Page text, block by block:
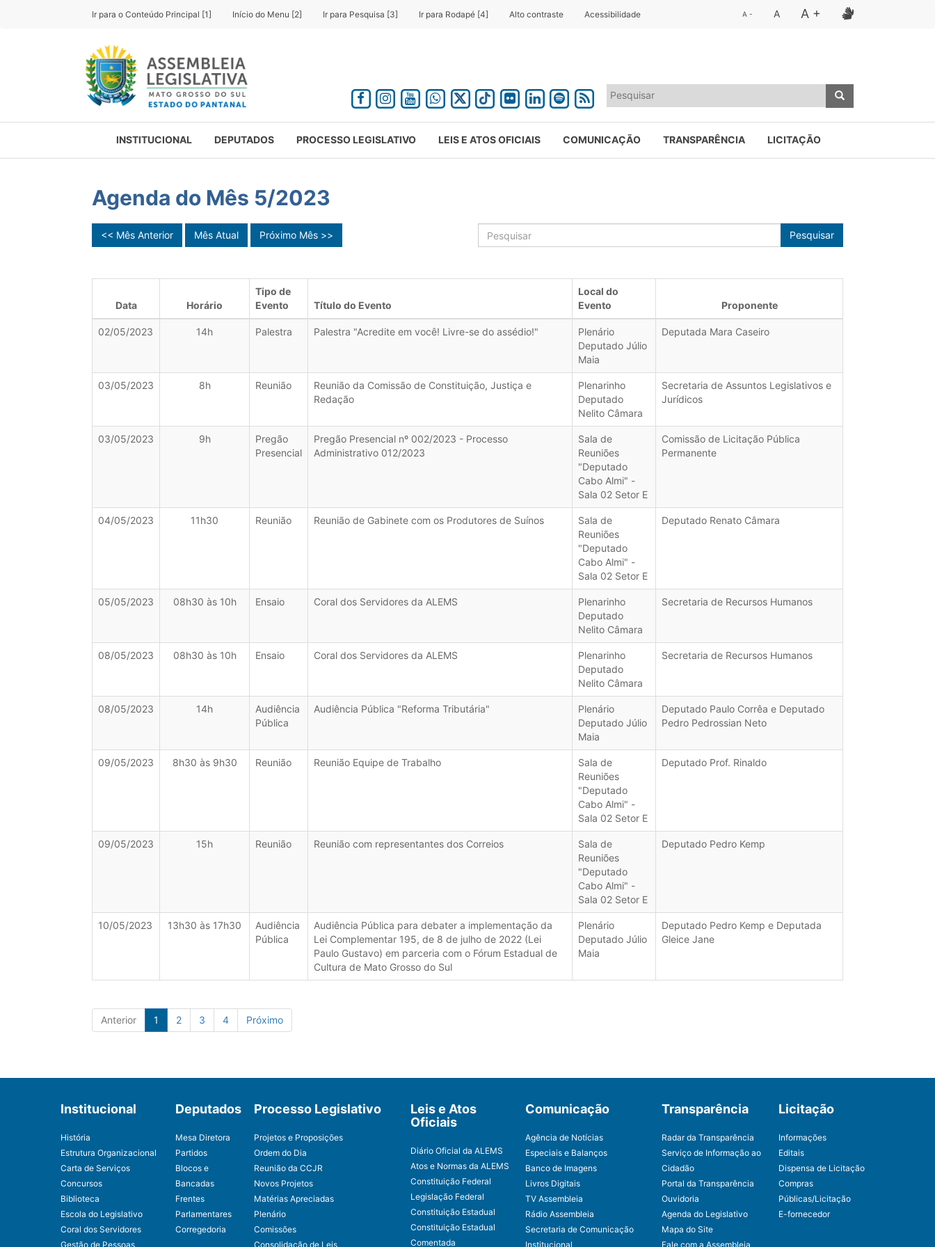
Ir para o Conteúdo Principal [1] Início do Menu [2] Ir para Pesquisa [3] Ir para Rodapé [4] Alto contraste Acessibilidade A - A A +
INSTITUCIONAL DEPUTADOS PROCESSO LEGISLATIVO LEIS E ATOS OFICIAIS COMUNICAÇÃO TRANSPARÊNCIA LICITAÇÃO
Agenda do Mês 5/2023
Pesquisar
<< Mês Anterior Mês Atual Próximo Mês >>
Data Horário
Tipo de
Evento
Título do Evento
Local do
Evento
Proponente
02/05/2023 14h Palestra Palestra "Acredite em você! Livre-se do assédio!"
Plenário
Deputado Júlio
Maia
Deputada Mara Caseiro
03/05/2023 8h Reunião
Reunião da Comissão de Constituição, Justiça e
Redação
Plenarinho
Deputado
Nelito Câmara
Secretaria de Assuntos Legislativos e
Jurídicos
03/05/2023 9h
Pregão
Presencial
Pregão Presencial nº 002/2023 - Processo
Administrativo 012/2023
Sala de
Reuniões
"Deputado
Cabo Almi" -
Sala 02 Setor E
Comissão de Licitação Pública
Permanente
04/05/2023 11h30 Reunião Reunião de Gabinete com os Produtores de Suínos
Sala de
Reuniões
"Deputado
Cabo Almi" -
Sala 02 Setor E
Deputado Renato Câmara
05/05/2023 08h30 às 10h Ensaio Coral dos Servidores da ALEMS
Plenarinho
Deputado
Nelito Câmara
Secretaria de Recursos Humanos
08/05/2023 08h30 às 10h Ensaio Coral dos Servidores da ALEMS
Plenarinho
Deputado
Nelito Câmara
Secretaria de Recursos Humanos
08/05/2023 14h
Audiência
Pública
Audiência Pública "Reforma Tributária"
Plenário
Deputado Júlio
Maia
Deputado Paulo Corrêa e Deputado
Pedro Pedrossian Neto
09/05/2023 8h30 às 9h30 Reunião Reunião Equipe de Trabalho
Sala de
Reuniões
"Deputado
Cabo Almi" -
Sala 02 Setor E
Deputado Prof. Rinaldo
09/05/2023 15h Reunião Reunião com representantes dos Correios
Sala de
Reuniões
"Deputado
Cabo Almi" -
Sala 02 Setor E
Deputado Pedro Kemp
10/05/2023 13h30 às 17h30
Audiência
Pública
Audiência Pública para debater a implementação da
Lei Complementar 195, de 8 de julho de 2022 (Lei
Paulo Gustavo) em parceria com o Fórum Estadual de
Cultura de Mato Grosso do Sul
Plenário
Deputado Júlio
Maia
Deputado Pedro Kemp e Deputada
Gleice Jane
Anterior 1 2 3 4 Próximo
Institucional
História
Estrutura Organizacional
Carta de Serviços
Concursos
Biblioteca
Escola do Legislativo
Coral dos Servidores
Gestão de Pessoas
Deputados
Mesa Diretora
Partidos
Blocos e
Bancadas
Frentes
Parlamentares
Corregedoria
Processo Legislativo
Projetos e Proposições
Ordem do Dia
Reunião da CCJR
Novos Projetos
Matérias Apreciadas
Plenário
Comissões
Consolidação de Leis
Leis e Atos
Oficiais
Diário Oficial da ALEMS
Atos e Normas da ALEMS
Constituição Federal
Legislação Federal
Constituição Estadual
Constituição Estadual
Comentada
Comunicação
Agência de Notícias
Especiais e Balanços
Banco de Imagens
Livros Digitais
TV Assembleia
Rádio Assembleia
Secretaria de Comunicação
Institucional
Transparência
Radar da Transparência
Serviço de Informação ao
Cidadão
Portal da Transparência
Ouvidoria
Agenda do Legislativo
Mapa do Site
Fale com a Assembleia
Licitação
Informações
Editais
Dispensa de Licitação
Compras
Públicas/Licitação
E-fornecedor